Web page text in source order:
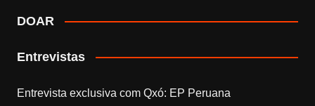
DOAR
Entrevistas
Entrevista exclusiva com Qxó: EP Peruana